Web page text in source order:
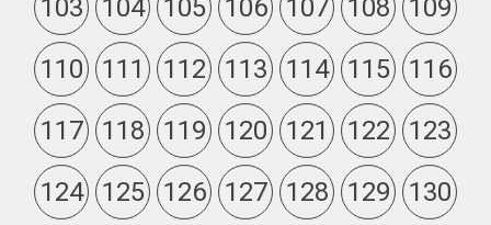
103
104 105 106 107 108
109
110
111 112 113 114 115
116
117
118 119 120 121 122
123
124
125 126 127 128 129
130